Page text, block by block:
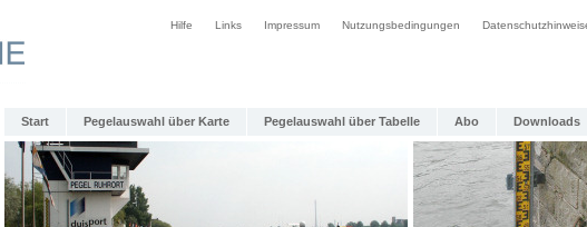
Hilfe Links Impressum Nutzungsbedingungen
Start Pegelauswahl über Karte Pegelauswahl über Tabelle Abo Downloads